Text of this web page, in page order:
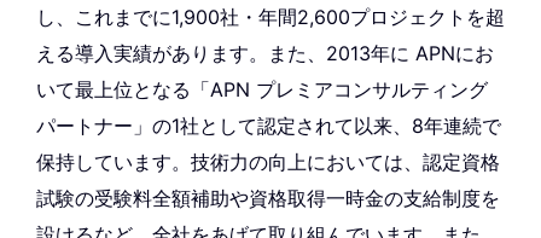
し、これまでに1,900社・年間2,600プロジェクトを超
える導入実績があります。また、2013年に APNにお
いて最上位となる「APN プレミアコンサルティング
パートナー」の1社として認定されて以来、8年連続で
保持しています。技術力の向上においては、認定資格
試験の受験料全額補助や資格取得一時金の支給制度を